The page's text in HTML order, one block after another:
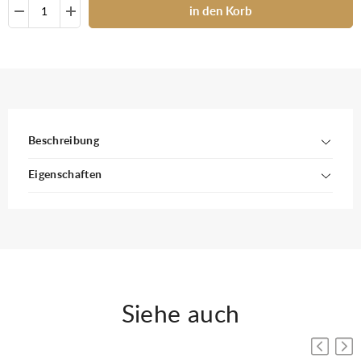
in den Korb
Beschreibung
Eigenschaften
Siehe auch